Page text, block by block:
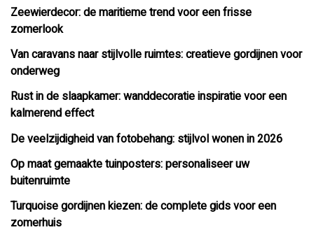
Zeewierdecor: de maritieme trend voor een frisse
zomerlook
Van caravans naar stijlvolle ruimtes: creatieve gordijnen voor
onderweg
Rust in de slaapkamer: wanddecoratie inspiratie voor een
kalmerend effect
De veelzijdigheid van fotobehang: stijlvol wonen in 2026
Op maat gemaakte tuinposters: personaliseer uw
buitenruimte
Turquoise gordijnen kiezen: de complete gids voor een
zomerhuis